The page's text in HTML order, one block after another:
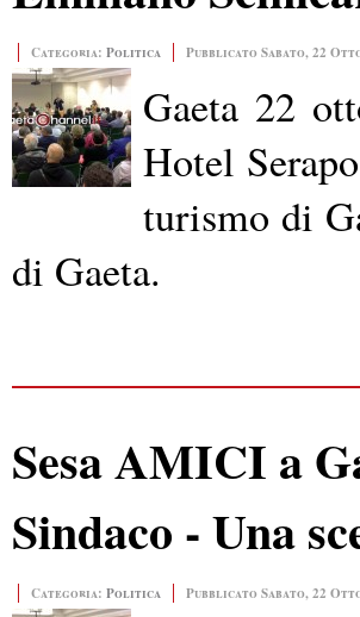
Categoria: Politica Pubblicato Sabato, 22
Gaeta 22
Hotel
turismo di
di Gaeta.
Sesa AMICI a
Sindaco - Una
Categoria: Politica Pubblicato Sabato, 22